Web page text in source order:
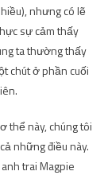
nhưng có lẽ
sự cảm thấy
ta thường thấy
chút ở phần cuối
thể này, chúng tôi
những điều này.
trai Magpie